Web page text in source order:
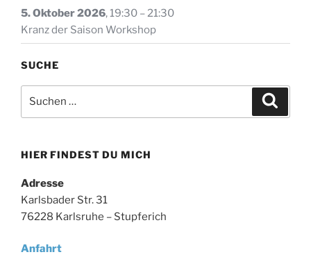
5. Oktober 2026,19:30 –21:30
Kranz der Saison Workshop
SUCHE
nach:
HIER FINDEST DU MICH
Adresse
Karlsbader Str. 31
76228 Karlsruhe – Stupferich
Anfahrt